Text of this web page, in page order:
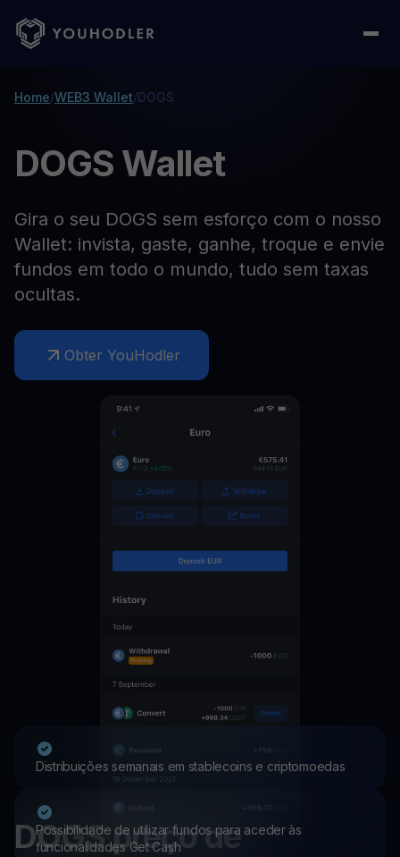
Home/WEB3 Wallet/DOGS
DOGS Wallet
Gira o seu DOGS sem esforço com o nosso
Wallet: invista, gaste, ganhe, troque e envie
fundos em todo o mundo, tudo sem taxas
ocultas.
Obter YouHodler
Distribuições semanais em stablecoins e criptomoedas
Possibilidade de utilizar fundos para aceder às
funcionalidades Get Cash
DOGSpreço de